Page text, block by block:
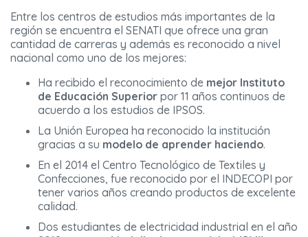
Entre los centros de estudios más importantes de la
región se encuentra el SENATI que ofrece una gran
cantidad de carreras y además es reconocido a nivel
nacional como uno de los mejores:
Ha recibido el reconocimiento de mejor Instituto
de Educación Superior por 11 años continuos de
acuerdo a los estudios de IPSOS.
La Unión Europea ha reconocido la institución
gracias a su modelo de aprender haciendo.
En el 2014 el Centro Tecnológico de Textiles y
Confecciones, fue reconocido por el INDECOPI por
tener varios años creando productos de excelente
calidad.
Dos estudiantes de electricidad industrial en el año